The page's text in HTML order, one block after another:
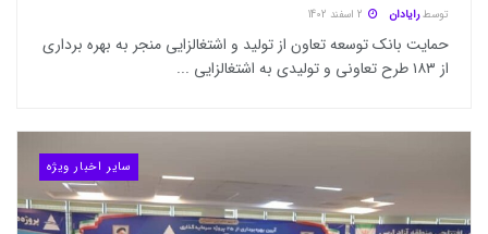
توسط رایادان
حمایت بانک توسعه تعاون از تولید و اشتغالزایی منجر به بهره برداری
از ۱۸۳ طرح تعاونی و تولیدی به اشتغالزایی ...
سایر اخبار ویژه